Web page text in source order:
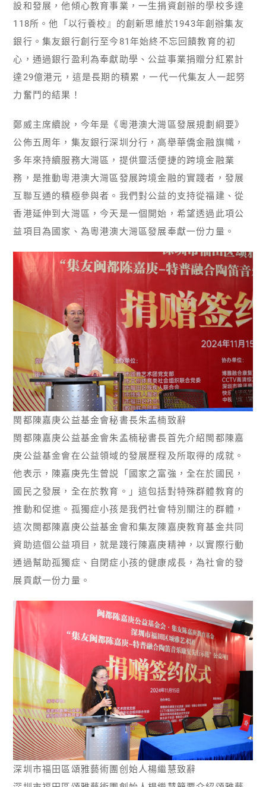
設和發展，他傾心教育事業，一生捐資創辦的學校多達
118所。他「以行養校』的創新思維於1943年創辦集友
銀行。集友銀行創行至今81年始終不忘回饋教育的初
心，通過銀行盈利為奉獻助學、公益事業捐贈分紅累計
達29億港元，這是長期的積累，一代一代集友人一起努
力奮鬥的結果！
鄭威主席續說，今年是《粵港澳大灣區發展規劃綱要》
公佈五周年，集友銀行深圳分行，高舉華僑金融旗幟，
多年來持續服務大灣區，提供靈活便捷的跨境金融業
務，是推動粵港澳大灣區發展跨境金融的實踐者，發展
互聯互通的積極參與者。我們對公益的支持從福建、從
香港延伸到大灣區，今天是一個開始，希望透過此項公
益項目為國家、為粵港澳大灣區發展奉獻一份力量。
閩都陳嘉庚公益基金會秘書長朱孟楠致辭
閩都陳嘉庚公益基金會朱孟楠秘書長首先介紹閩都陳嘉
庚公益基金會在公益領域的發展歷程及所取得的成就。
他表示，陳嘉庚先生曾説「國家之富強，全在於國民，
國民之發展，全在於教育。」這包括對特殊群體教育的
推動和促進。孤獨症小孩是我們社會特別關注的群體，
這次閩都陳嘉庚公益基金會和集友陳嘉庚教育基金共同
資助這個公益項目，就是踐行陳嘉庚精神，以實際行動
通過幫助孤獨症、自閉症小孩的健康成長，為社會的發
展貢獻一份力量。
深圳市福田區頌雅藝術團创始人楊繼慧致辭